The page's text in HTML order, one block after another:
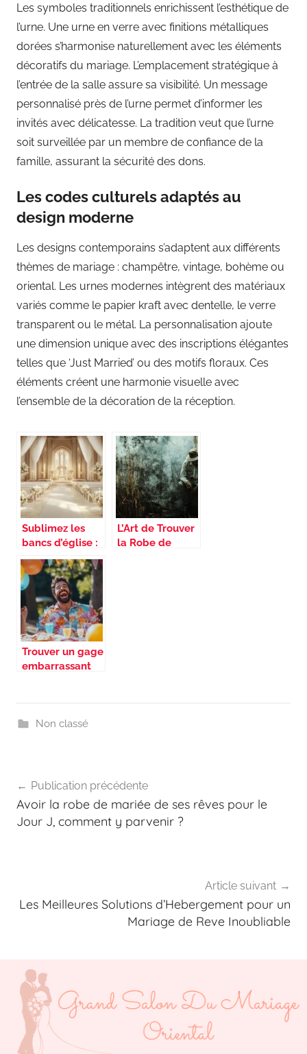
Les symboles traditionnels enrichissent l’esthétique de
l’urne. Une urne en verre avec finitions métalliques
dorées s’harmonise naturellement avec les éléments
décoratifs du mariage. L’emplacement stratégique à
l’entrée de la salle assure sa visibilité. Un message
personnalisé près de l’urne permet d’informer les
invités avec délicatesse. La tradition veut que l’urne
soit surveillée par un membre de confiance de la
famille, assurant la sécurité des dons.
Les codes culturels adaptés au
design moderne
Les designs contemporains s’adaptent aux différents
thèmes de mariage : champêtre, vintage, bohème ou
oriental. Les urnes modernes intègrent des matériaux
variés comme le papier kraft avec dentelle, le verre
transparent ou le métal. La personnalisation ajoute
une dimension unique avec des inscriptions élégantes
telles que ‘Just Married’ ou des motifs floraux. Ces
éléments créent une harmonie visuelle avec
l’ensemble de la décoration de la réception.
Sublimez les
bancs d’église :
inspirations
florales pour
votre mariage
L’Art de Trouver
la Robe de
Trouver un gage
embarrassant
rimes gênantes
Non classé
Publication précédente
Avoir la robe de mariée de ses rêves pour le
Jour J, comment y parvenir ?
Article suivant
Les Meilleures Solutions d’Hebergement pour un
Mariage de Reve Inoubliable